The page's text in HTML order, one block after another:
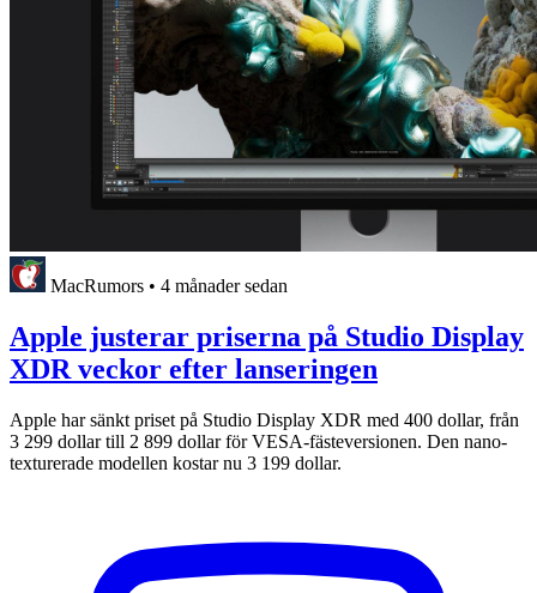
MacRumors • 4 månader sedan
Apple justerar priserna på Studio Display
XDR veckor efter lanseringen
Apple har sänkt priset på Studio Display XDR med 400 dollar, från
3 299 dollar till 2 899 dollar för VESA-fästeversionen. Den nano-
texturerade modellen kostar nu 3 199 dollar.